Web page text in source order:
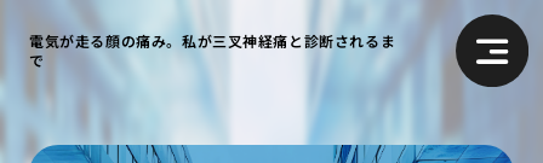
電気が走る顔の痛み。私が三叉神経痛と診断されるま
で